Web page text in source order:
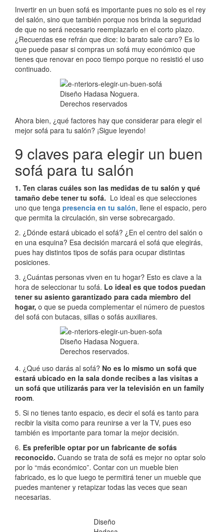
Invertir en un buen sofá es importante pues no solo es el rey
del salón, sino que también porque nos brinda la seguridad
de que no será necesario reemplazarlo en el corto plazo.
¿Recuerdas ese refrán que dice: lo barato sale caro? Es lo
que puede pasar si compras un sofá muy económico que
tienes que renovar en poco tiempo porque no resistió el uso
continuado.
Diseño Hadasa Noguera.
Derechos reservados
Ahora bien, ¿qué factores hay que considerar para elegir el
mejor sofá para tu salón? ¡Sigue leyendo!
9 claves para elegir un buen
sofá para tu salón
1. Ten claras cuáles son las medidas de tu salón y qué
tamaño debe tener tu sofá. Lo ideal es que selecciones
uno que tenga presencia en tu salón, llene el espacio, pero
que permita la circulación, sin verse sobrecargado.
2. ¿Dónde estará ubicado el sofá? ¿En el centro del salón o
en una esquina? Esa decisión marcará el sofá que elegirás,
pues hay distintos tipos de sofás para ocupar distintas
posiciones.
3. ¿Cuántas personas viven en tu hogar? Esto es clave a la
hora de seleccionar tu sofá. Lo ideal es que todos puedan
tener su asiento garantizado para cada miembro del
hogar, o que se pueda complementar el número de puestos
del sofá con butacas, sillas o sofás auxiliares.
Diseño Hadasa Noguera.
Derechos reservados.
4. ¿Qué uso darás al sofá? No es lo mismo un sofá que
estará ubicado en la sala donde recibes a las visitas a
un sofá que utilizarás para ver la televisión en un family
room.
5. Si no tienes tanto espacio, es decir el sofá es tanto para
recibir la visita como para reunirse a ver la TV, pues eso
también es importante para tomar la mejor decisión.
6. Es preferible optar por un fabricante de sofás
reconocido. Cuando se trata de sofá es mejor no optar solo
por lo “más económico”. Contar con un mueble bien
fabricado, es lo que luego te permitirá tener un mueble que
puedes mantener y retapizar todas las veces que sean
necesarias.
Diseño